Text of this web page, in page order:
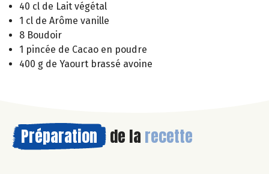
40 cl de Lait végétal
1 cl de Arôme vanille
8 Boudoir
1 pincée de Cacao en poudre
400 g de Yaourt brassé avoine
Préparation de la recette